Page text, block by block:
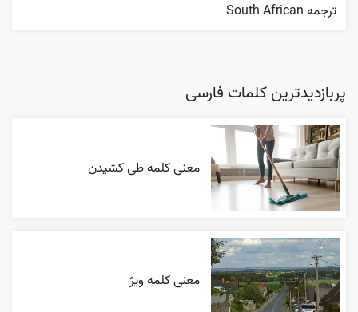
ترجمه South African
پربازدیدترین کلمات فارسی
معنی کلمه طی کشیدن
معنی کلمه ویژ